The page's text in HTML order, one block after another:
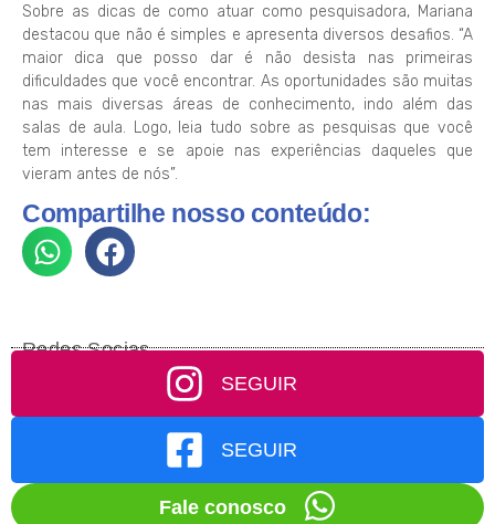
Sobre as dicas de como atuar como pesquisadora, Mariana
destacou que não é simples e apresenta diversos desafios. “A
maior dica que posso dar é não desista nas primeiras
dificuldades que você encontrar. As oportunidades são muitas
nas mais diversas áreas de conhecimento, indo além das
salas de aula. Logo, leia tudo sobre as pesquisas que você
tem interesse e se apoie nas experiências daqueles que
vieram antes de nós”.
Compartilhe nosso conteúdo:
Redes Socias
SEGUIR
SEGUIR
Fale conosco